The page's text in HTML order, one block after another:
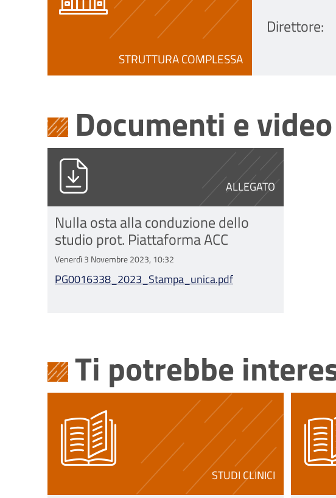
STRUTTURA COMPLESSA
Direttore:
Documenti e
ALLEGATO
PG0016338_2023_Stampa_unica.pdf
Nulla osta alla conduzione dello
studio prot. Piattaforma ACC
Venerdì 3 Novembre 2023, 10:32
PG0016338_2023_Stampa_unica.pdf
Ti potrebbe
STUDI CLINICI